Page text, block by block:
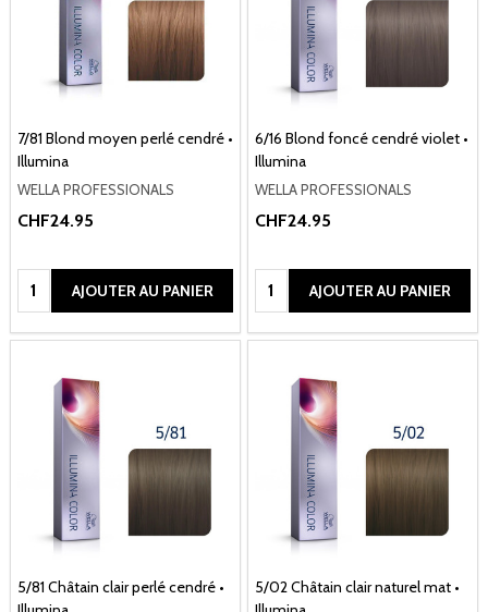
7/81 Blond moyen perlé cendré •
Illumina
WELLA PROFESSIONALS
CHF24.95
Quantité:AJOUTER AU PANIER
6/16 Blond foncé cendré violet •
Illumina
WELLA PROFESSIONALS
CHF24.95
Quantité:AJOUTER AU PANIER
5/81 Châtain clair perlé cendré •
5/02 Châtain clair naturel mat •